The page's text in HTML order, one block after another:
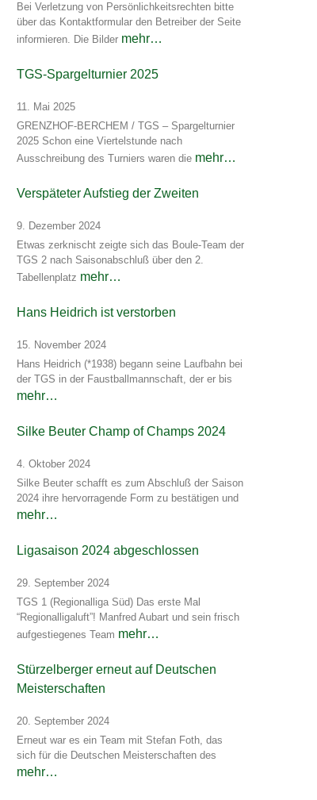
Bei Verletzung von Persönlichkeitsrechten bitte
über das Kontaktformular den Betreiber der Seite
informieren. Die Bilder mehr…
TGS-Spargelturnier 2025
11. Mai 2025
GRENZHOF-BERCHEM / TGS – Spargelturnier
2025 Schon eine Viertelstunde nach
Ausschreibung des Turniers waren die mehr…
Verspäteter Aufstieg der Zweiten
9. Dezember 2024
Etwas zerknischt zeigte sich das Boule-Team der
TGS 2 nach Saisonabschluß über den 2.
Tabellenplatz mehr…
Hans Heidrich ist verstorben
15. November 2024
Hans Heidrich (*1938) begann seine Laufbahn bei
der TGS in der Faustballmannschaft, der er bis
mehr…
Silke Beuter Champ of Champs 2024
4. Oktober 2024
Silke Beuter schafft es zum Abschluß der Saison
2024 ihre hervorragende Form zu bestätigen und
mehr…
Ligasaison 2024 abgeschlossen
29. September 2024
TGS 1 (Regionalliga Süd) Das erste Mal
“Regionalligaluft”! Manfred Aubart und sein frisch
aufgestiegenes Team mehr…
Stürzelberger erneut auf Deutschen
Meisterschaften
20. September 2024
Erneut war es ein Team mit Stefan Foth, das
sich für die Deutschen Meisterschaften des
mehr…